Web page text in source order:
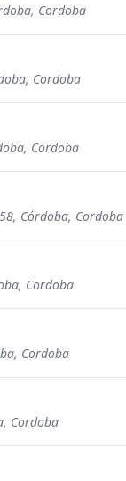
Cordoba
Cordoba
Cordoba
Córdoba, Cordoba
Cordoba
Cordoba
Cordoba